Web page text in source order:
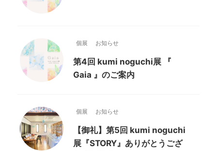
個展 お知らせ
第4回 kumi noguchi展 『
Gaia 』のご案内
個展 お知らせ
【御礼】第5回 kumi noguchi
展『STORY』ありがとうござ